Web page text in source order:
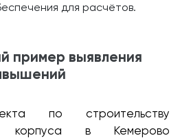
для расчётов.
пример выявления
по строительству
корпуса в Кемерово